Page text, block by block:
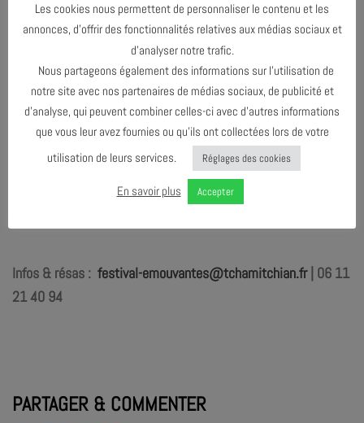
Vendredi 20 septembre
19h : Duo Sophia Domancich et Simon Goubert
21h : Riccardo Del Fra tentet
19h : “Print” – Sylvain Cathala quartet
Infos & résas : festival-emouvantes@tchamitchian.fr| 06 11
21 40 94
PARTAGER & COMMENTER
Les cookies nous permettent de personnaliser le contenu et les
annonces, d’offrir des fonctionnalités relatives aux médias sociaux et
d’analyser notre trafic.
Nous partageons également des informations sur l’utilisation de
notre site avec nos partenaires de médias sociaux, de publicité et
d’analyse, qui peuvent combiner celles-ci avec d’autres informations
que vous leur avez fournies ou qu’ils ont collectées lors de votre
utilisation de leurs services.
Réglages des cookies
En savoir plus Accepter